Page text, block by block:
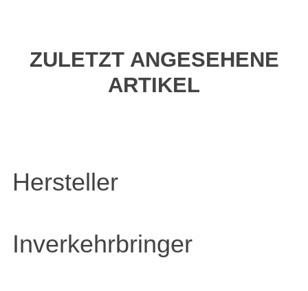
ZULETZT ANGESEHENE
ARTIKEL
Hersteller
Inverkehrbringer